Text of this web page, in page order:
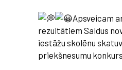
Apsveicam
rezultātiem Saldus
iestāžu skolēnu
priekšnesumu